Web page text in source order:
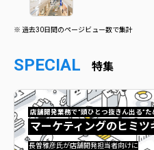
※ 過去30日間のページビュー数で集計
SPECIAL 特集
店舗開発業務で”頭ひとつ抜きん出る”
マーケティングのヒミツ
長曽雅彦氏が店舗開発担当者向けに
マーケティングのヒミツキ